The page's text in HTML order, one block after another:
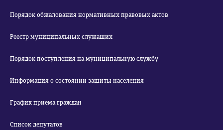
Порядок обжалования нормативных правовых актов
Реестр муниципальных служащих
Порядок поступления на муниципальную службу
Информация о состоянии защиты населения
График приема граждан
Список депутатов